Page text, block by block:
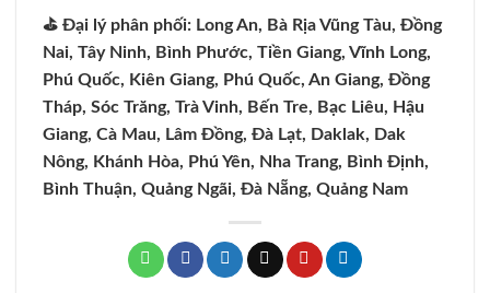
⛳️ Đại lý phân phối: Long An, Bà Rịa Vũng Tàu, Đồng
Nai, Tây Ninh, Bình Phước, Tiền Giang, Vĩnh Long,
Phú Quốc, Kiên Giang, Phú Quốc, An Giang, Đồng
Tháp, Sóc Trăng, Trà Vinh, Bến Tre, Bạc Liêu, Hậu
Giang, Cà Mau, Lâm Đồng, Đà Lạt, Daklak, Dak
Nông, Khánh Hòa, Phú Yên, Nha Trang, Bình Định,
Bình Thuận, Quảng Ngãi, Đà Nẵng, Quảng Nam